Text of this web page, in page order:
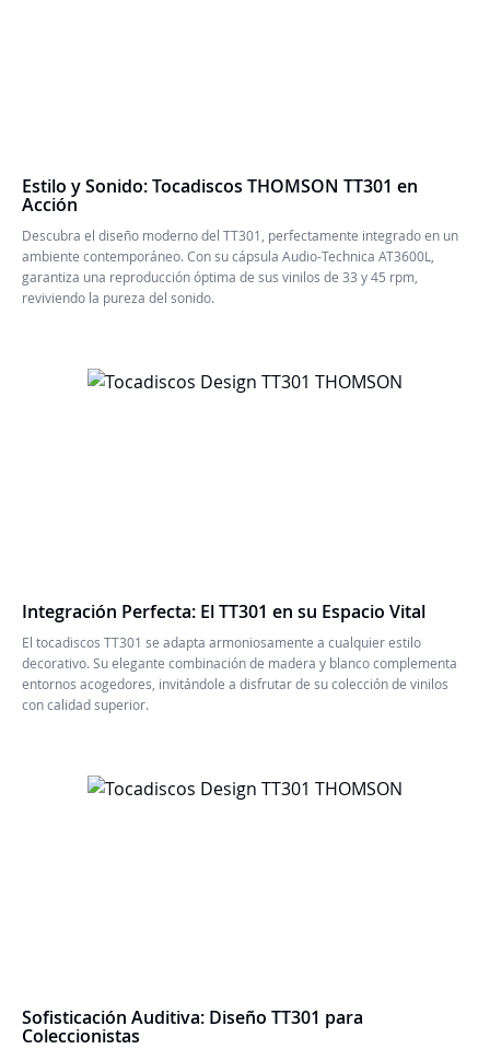
Estilo y Sonido: Tocadiscos THOMSON TT301 en
Acción
Descubra el diseño moderno del TT301, perfectamente integrado en un
ambiente contemporáneo. Con su cápsula Audio-Technica AT3600L,
garantiza una reproducción óptima de sus vinilos de 33 y 45 rpm,
reviviendo la pureza del sonido.
Integración Perfecta: El TT301 en su Espacio Vital
El tocadiscos TT301 se adapta armoniosamente a cualquier estilo
decorativo. Su elegante combinación de madera y blanco complementa
entornos acogedores, invitándole a disfrutar de su colección de vinilos
con calidad superior.
Sofisticación Auditiva: Diseño TT301 para
Coleccionistas